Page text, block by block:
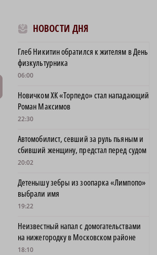
НОВОСТИ ДНЯ
Глеб Никитин обратился к жителям в День
физкультурника
06:00
Новичком ХК «Торпедо» стал нападающий
Роман Максимов
22:30
Автомобилист, севший за руль пьяным и
сбивший женщину, предстал перед судом
20:02
Детенышу зебры из зоопарка «Лимпопо»
выбрали имя
19:22
Неизвестный напал с домогательствами
на нижегородку в Московском районе
18:10